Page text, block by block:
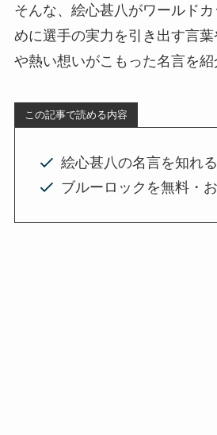
そんな、絵心甚八がワールド
めに選手の実力を引き出す言
や熱い想いがこもった名言を紹
この記事で読める内容
絵心甚八の名言を知れる
ブルーロックを無料・